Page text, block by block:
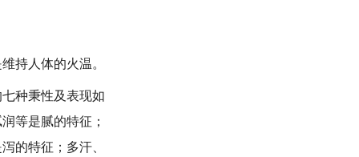
持人体的火温。
种秉性及表现如
等是腻的特征；
的特征；多汗、